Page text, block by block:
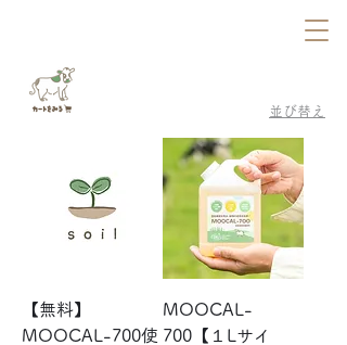
並び替え
【無料】
MOOCAL-700使
MOOCAL-
700【１Lサイ